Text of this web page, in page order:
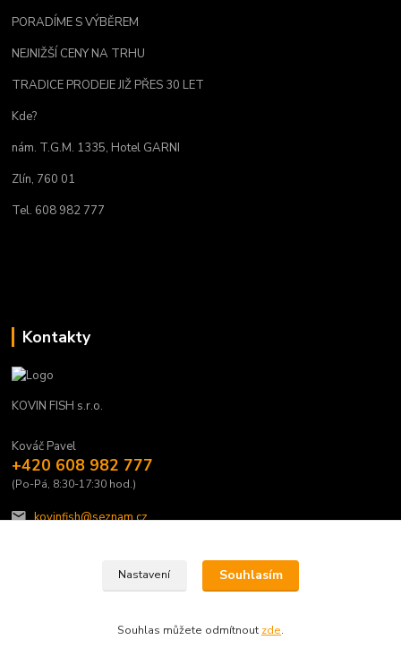
PORADÍME S VÝBĚREM
NEJNIŽŠÍ CENY NA TRHU
TRADICE PRODEJE JIŽ PŘES 30 LET
Kde?
nám. T.G.M. 1335, Hotel GARNI
Zlín, 760 01
Tel. 608 982 777
Kontakty
KOVIN FISH s.r.o.
Kováč Pavel
+420 608 982 777
(Po-Pá, 8:30-17:30 hod.)
kovinfish@seznam.cz
Nastavení Souhlasím
Souhlas můžete odmítnout zde.